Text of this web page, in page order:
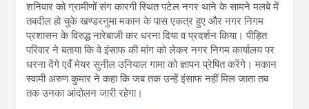
शनिवार को ग्रामीणों संग कारगी स्थित पटेल नगर थाने के सामने मलबे में
तबदील हो चुके खण्डरनुमा मकान के पास एकत्र हुए और नगर निगम
प्रशासन के विरुद्ध नारेबाजी कर धरना दिया व प्रदर्शन किया। पीड़ित
परिवार ने बताया कि वे इंसाफ की मांग को लेकर नगर निगम कार्यालय पर
धरना देंगे एवँ मेयर सुनील उनियाल गामा को ज्ञापन प्रेषित करेंगे। मकान
स्वामी अरुण कुमार ने कहा कि जब तक उन्हें इंसाफ नहीं मिल जाता तब
तक उनका आंदोलन जारी रहेगा।